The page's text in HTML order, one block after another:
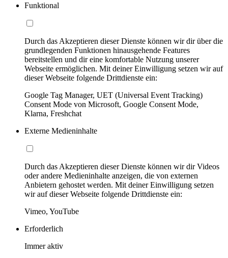
Funktional
Durch das Akzeptieren dieser Dienste können wir dir über die
grundlegenden Funktionen hinausgehende Features
bereitstellen und dir eine komfortable Nutzung unserer
Webseite ermöglichen. Mit deiner Einwilligung setzen wir auf
dieser Webseite folgende Drittdienste ein:
Google Tag Manager, UET (Universal Event Tracking)
Consent Mode von Microsoft, Google Consent Mode,
Klarna, Freshchat
Externe Medieninhalte
Durch das Akzeptieren dieser Dienste können wir dir Videos
oder andere Medieninhalte anzeigen, die von externen
Anbietern gehostet werden. Mit deiner Einwilligung setzen
wir auf dieser Webseite folgende Drittdienste ein:
Vimeo, YouTube
Erforderlich
Immer aktiv